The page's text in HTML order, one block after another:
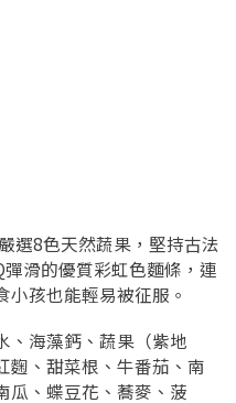
選8色天然蔬果，堅持古法
彈滑的優質彩虹色麵條，連
小孩也能輕易被征服。
、海藻鈣、蔬果（紫地
麴、甜菜根、牛番茄、南
瓜、蝶豆花、蕎麥、菠